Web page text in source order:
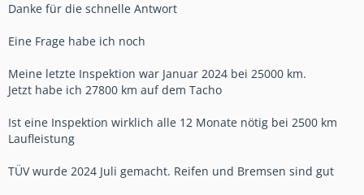
Danke für die schnelle Antwort
Eine Frage habe ich noch
Meine letzte Inspektion war Januar 2024 bei 25000 km.
Jetzt habe ich 27800 km auf dem Tacho
Ist eine Inspektion wirklich alle 12 Monate nötig bei 2500 km
Laufleistung
TÜV wurde 2024 Juli gemacht. Reifen und Bremsen sind gut